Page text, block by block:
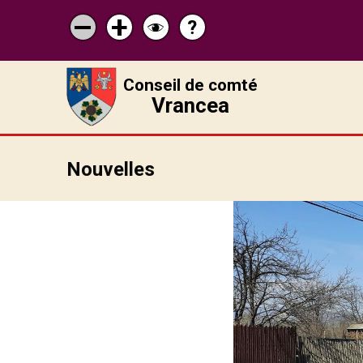
Micșorează
scrisul
Mărește
scrisul
Schimbă
contrastul
Pagina
de
ajutor
?
Conseil de comté
Vrancea
Nouvelles